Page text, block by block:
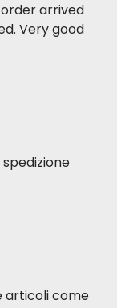
arrived
Very good
articoli come